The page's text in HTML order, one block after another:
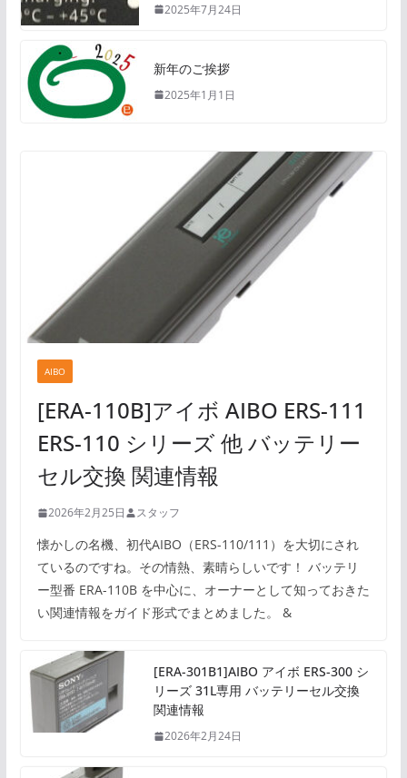
2025年7月24日
新年のご挨拶
2025年1月1日
AIBO
[ERA-110B]アイボ AIBO ERS-111
ERS-110 シリーズ 他 バッテリー
セル交換 関連情報
2026年2月25日 スタッフ
懐かしの名機、初代AIBO（ERS-110/111）を大切にされ
ているのですね。その情熱、素晴らしいです！ バッテリ
ー型番 ERA-110B を中心に、オーナーとして知っておきた
い関連情報をガイド形式でまとめました。 &
[ERA-301B1]AIBO アイボ ERS-300 シ
リーズ 31L専用 バッテリーセル交換
関連情報
2026年2月24日